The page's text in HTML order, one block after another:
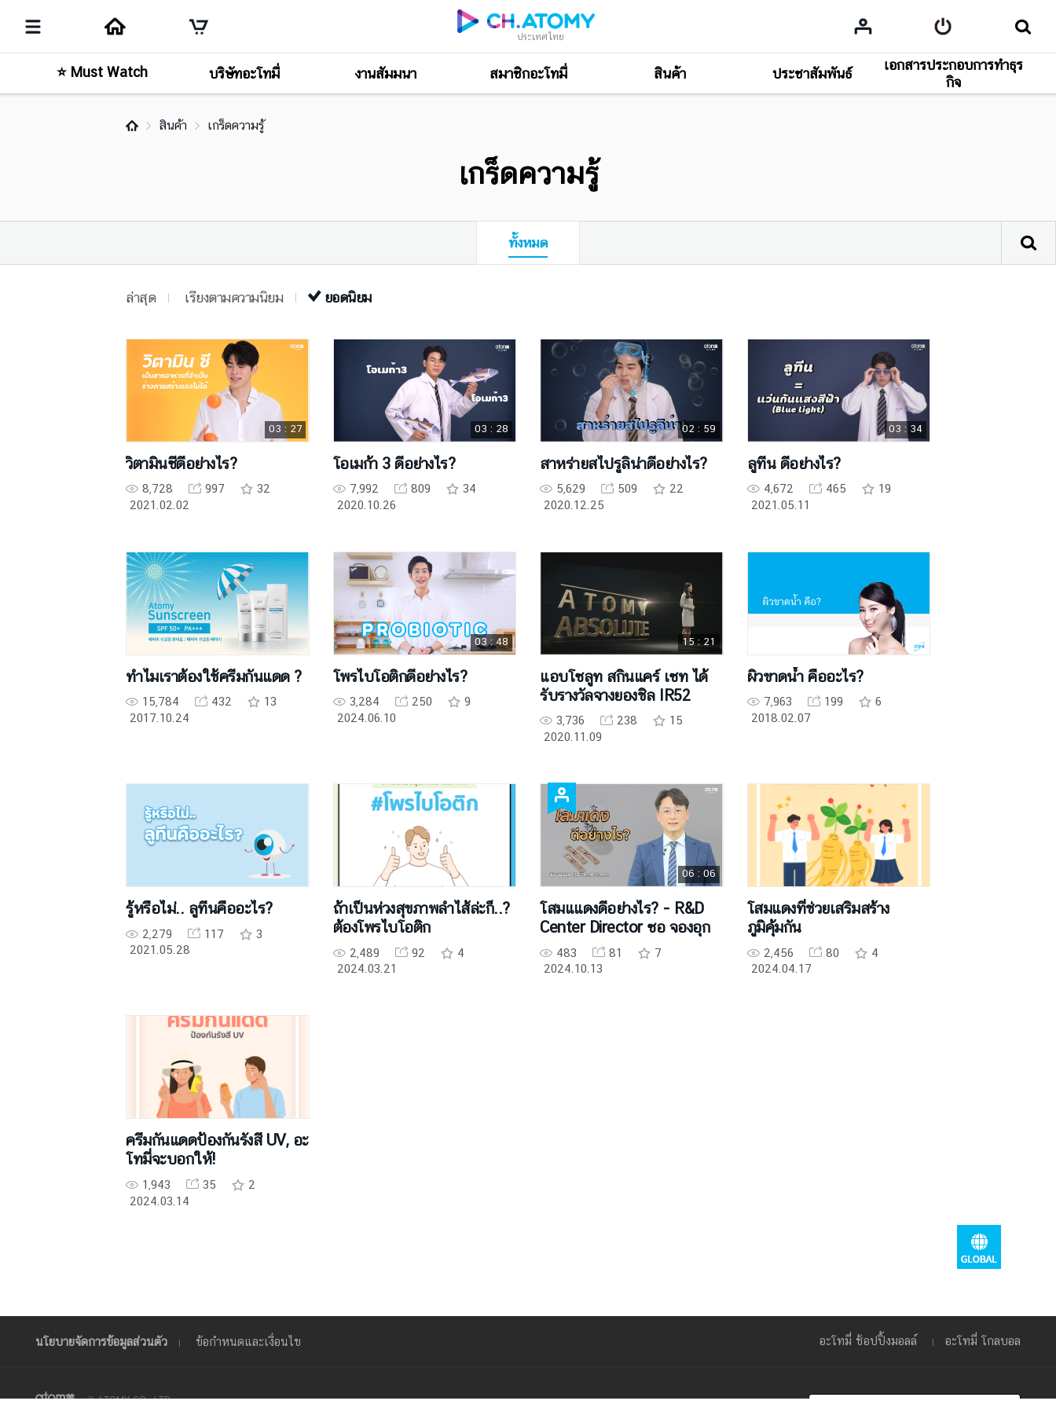
ประเทศไทย
⭐ Must Watch บริษัทอะโทมี่ งานสัมมนา สมาชิกอะโทมี่ สินค้า ประชาสัมพันธ์
เอกสารประกอบการทำธุร
กิจ
สินค้า เกร็ดความรู้
เกร็ดความรู้
ทั้งหมด
ล่าสุด เรียงตามความนิยม ยอดนิยม
03 : 27
วิตามินซีดีอย่างไร?
8,728 997
32
2021.02.02
03 : 28
โอเมก้า 3 ดีอย่างไร?
7,992 809
34
2020.10.26
02 : 59
สาหร่ายสไปรูลิน่าดีอย่างไร?
5,629 509
22
2020.12.25
03 : 34
ลูทีน ดีอย่างไร?
4,672 465
19
2021.05.11
ทำไมเราต้องใช้ครีมกันแดด ?
15,784 432
13
2017.10.24
03 : 48
โพรไบโอติกดีอย่างไร?
3,284 250
9
2024.06.10
15 : 21
แอบโซลูท สกินแคร์ เซท ได้
รับรางวัลจางยองชิล IR52
3,736 238
15
2020.11.09
ผิวขาดน้ำ คืออะไร?
7,963 199
6
2018.02.07
รู้หรือไม่.. ลูทีนคืออะไร?
2,279 117
3
2021.05.28
ถ้าเป็นห่วงสุขภาพลำไส้ล่ะก็..?
ต้องโพรไบโอติก
2,489 92
4
2024.03.21
06 : 06
โสมแแดงดีอย่างไร? - R&D
Center Director ซอ จองอุก
483 81
7
2024.10.13
โสมแดงที่ช่วยเสริมสร้าง
ภูมิคุ้มกัน
2,456 80
4
2024.04.17
ครีมกันแดดป้องกันรังสี UV, อะ
โทมี่จะบอกให้!
1,943 35
2
2024.03.14
นโยบายจัดการข้อมูลส่วนตัว ข้อกำหนดและเงื่อนไข อะโทมี่ ช้อปปิ้งมอลล์ อะโทมี่ โกลบอล
© ATOMY CO., LTD.